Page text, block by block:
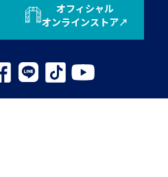
オフィシャル
オンラインストア